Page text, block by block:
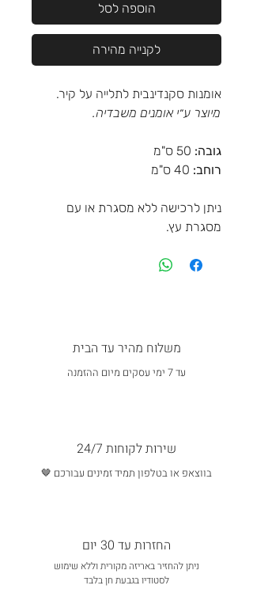
הוספה לסל
לקנייה מהירה
אומנות סקנדינבית לתלייה על קיר.
מיוצר ע״י אומנים משבדיה.
גובה: 50 ס"מ
רוחב: 40 ס"מ
ניתן לרכישה ללא מסגרת או עם
מסגרת עץ.
משלוח מהיר עד הבית
עד 7 ימי עסקים מיום ההזמנה
שירות לקוחות 24/7
בווצאפ או בטלפון תמיד זמינים עבורכם 🤎
החזרות עד 30 יום
ניתן להחזיר באריזה מקורית וללא שימוש
לסטודיו בגבעת חן בלבד